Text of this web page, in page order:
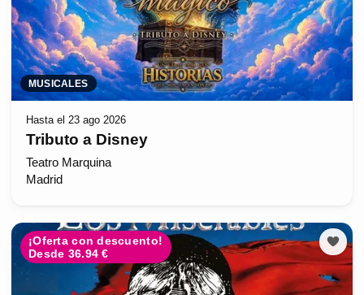
MUSICALES
Hasta el 23 ago 2026
Tributo a Disney
Teatro Marquina
Madrid
¡Oferta con descuento!
Desde 36.94 €